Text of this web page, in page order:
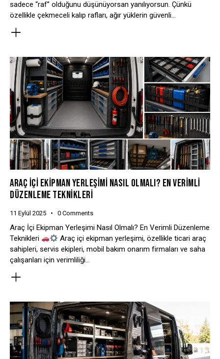
sadece “raf” olduğunu düşünüyorsan yanılıyorsun. Çünkü
özellikle çekmeceli kalıp rafları, ağır yüklerin güvenli…
ARAÇ İÇI EKIPMAN YERLEŞIMI NASIL OLMALI? EN VERIMLI
DÜZENLEME TEKNIKLERI
11 Eylül 2025 0 Comments
Araç İçi Ekipman Yerleşimi Nasıl Olmalı? En Verimli Düzenleme
Teknikleri
Araç içi ekipman yerleşimi, özellikle ticari araç
sahipleri, servis ekipleri, mobil bakım onarım firmaları ve saha
çalışanları için verimliliği…